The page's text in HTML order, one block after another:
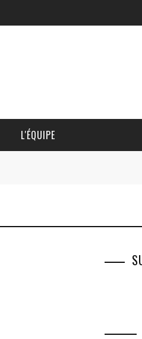
L'ÉQUIPE